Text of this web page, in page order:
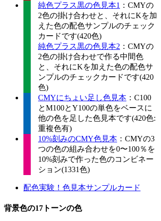
純色プラス黒の色見本1 ：CMYの
2色の掛け合わせと、それにKを加
えた色の配色サンプルのチェック
カードです(420色)
純色プラス黒の色見本2 ：CMYの
2色の掛け合わせで作る中間色
と、それにKを加えた色の配色サ
ンプルのチェックカードです(420
色)
CMYにちょい足し色見本 ：C100
とM100とY100の単色をベースに
他の色を足した色見本です(420色:
重複色有)
10%刻みのCMY色見本 ：CMYの3
つの色の組み合わせを0〜100％を
10%刻みで作った色のコンビネー
ション(1331色)
配色実験！色見本サンプルカード
背景色の17トーンの色